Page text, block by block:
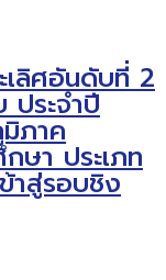
ลิศอันดับที่ 2
ประจำปี
ภาค
ษา ประเภท
าสู่รอบชิง